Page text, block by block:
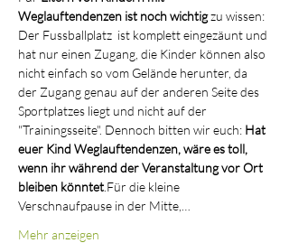
Weglauftendenzen ist noch wichtig zu wissen:
Der Fussballplatz  ist komplett eingezäunt und
hat nur einen Zugang, die Kinder können also
nicht einfach so vom Gelände herunter, da
der Zugang genau auf der anderen Seite des
Sportplatzes liegt und nicht auf der
"Trainingsseite". Dennoch bitten wir euch: Hat
euer Kind Weglauftendenzen, wäre es toll,
wenn ihr während der Veranstaltung vor Ort
bleiben könntet .Für die kleine
Verschnaufpause in der Mitte,…
Mehr anzeigen